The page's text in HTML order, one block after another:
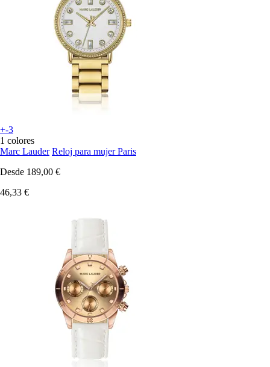
+-3
1 colores
Marc Lauder Reloj para mujer Paris
Desde 189,00 €
46,33 €